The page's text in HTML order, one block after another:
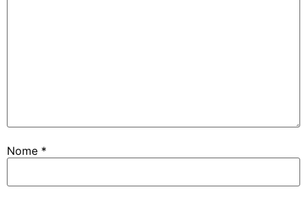
Nome *